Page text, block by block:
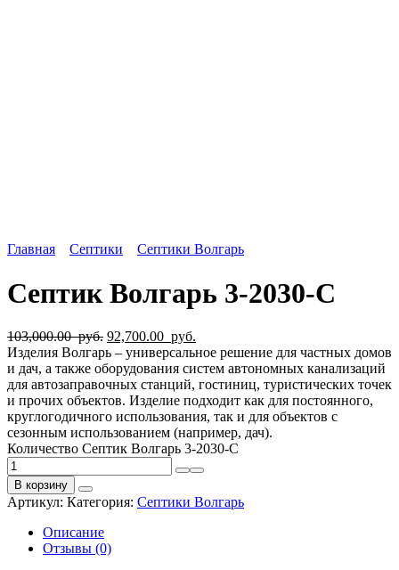
Главная Септики Септики Волгарь
Септик Волгарь 3-2030-С
103,000.00руб. 92,700.00 руб.
Изделия Волгарь – универсальное решение для частных домов
и дач, а также оборудования систем автономных канализаций
для автозаправочных станций, гостиниц, туристических точек
и прочих объектов. Изделие подходит как для постоянного,
круглогодичного использования, так и для объектов с
сезонным использованием (например, дач).
Количество Септик Волгарь 3-2030-С
В корзину
Артикул: Категория: Септики Волгарь
Описание
Отзывы (0)